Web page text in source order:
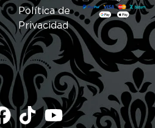
Política de
Privacidad